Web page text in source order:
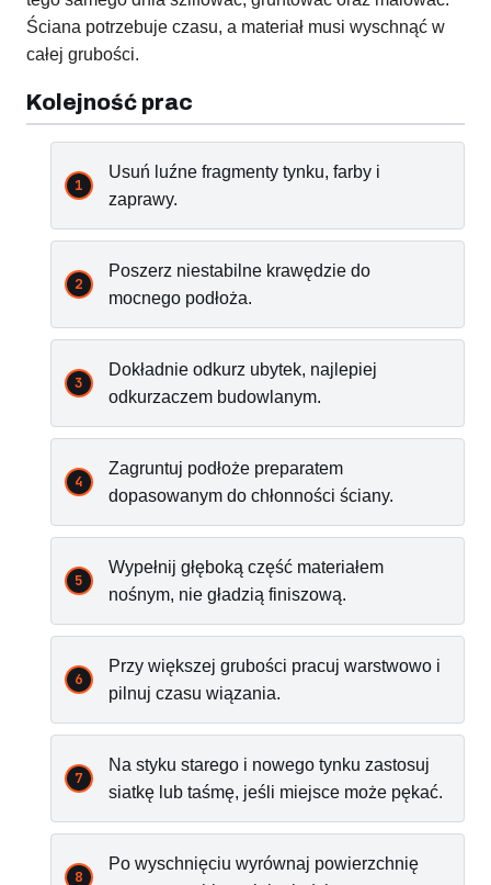
Ściana potrzebuje czasu, a materiał musi wyschnąć w
całej grubości.
Kolejność prac
Usuń luźne fragmenty tynku, farby i
zaprawy.
Poszerz niestabilne krawędzie do
mocnego podłoża.
Dokładnie odkurz ubytek, najlepiej
odkurzaczem budowlanym.
Zagruntuj podłoże preparatem
dopasowanym do chłonności ściany.
Wypełnij głęboką część materiałem
nośnym, nie gładzią finiszową.
Przy większej grubości pracuj warstwowo i
pilnuj czasu wiązania.
Na styku starego i nowego tynku zastosuj
siatkę lub taśmę, jeśli miejsce może pękać.
Po wyschnięciu wyrównaj powierzchnię